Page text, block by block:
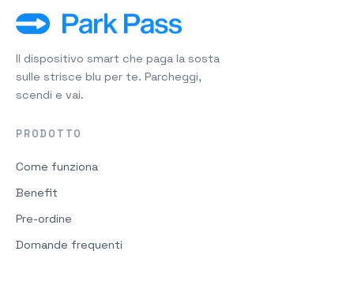
Il dispositivo smart che paga la sosta
sulle strisce blu per te. Parcheggi,
scendi e vai.
PRODOTTO
Come funziona
Benefit
Pre-ordine
Domande frequenti